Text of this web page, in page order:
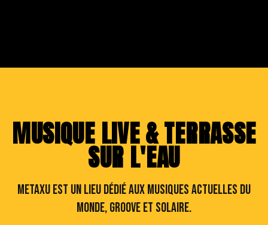
MUSIQUE LIVE & TERRASSE
SUR L'EAU
Metaxu est un lieu dédié aux Musiques actuelles du
Monde, groove et solaire.